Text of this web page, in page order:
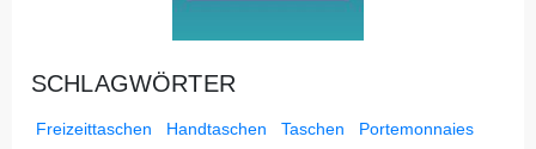
SCHLAGWÖRTER
Freizeittaschen Handtaschen Taschen
Portemonnaies